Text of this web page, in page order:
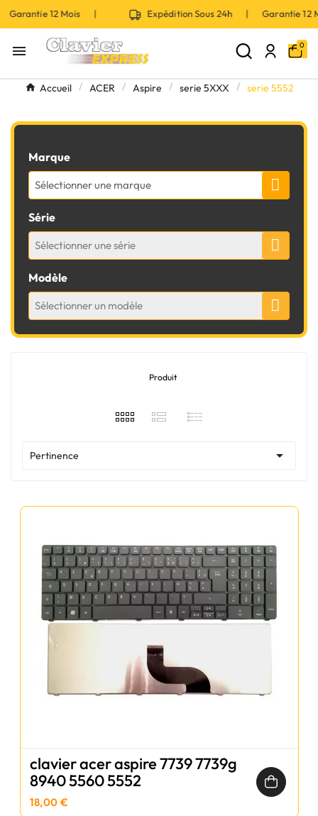
12 Mois | Expédition Sous 24h | Garantie
 0
Accueil ACER Aspire serie 5XXX serie 5552
Marque
Sélectionner une marque
Série
Sélectionner une série
Modèle
Sélectionner un modèle
Produit
Pertinence 
clavier acer aspire 7739 7739g
8940 5560 5552
18,00 €